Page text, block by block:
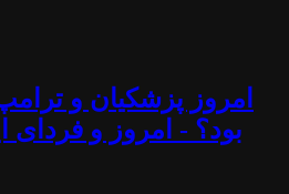
امروز پزشکیان و
بود؟ - امروز و فردای